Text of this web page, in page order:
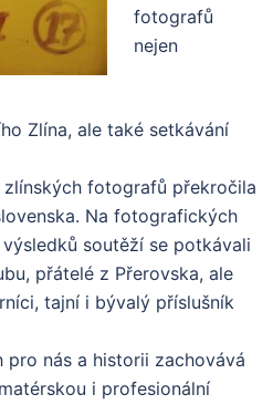
fotografů
nejen
Zlína, ale také setkávání
fotografů překročila
Na fotografických
soutěží se potkávali
přátelé z Přerovska, ale
tajní i bývalý příslušník
nás a historii zachovává
i profesionální